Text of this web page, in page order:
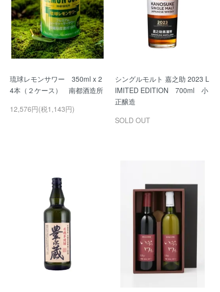
琉球レモンサワー 350ml x 2
4本（２ケース） 南都酒造所
12,576円(税1,143円)
シングルモルト 嘉之助 2023 L
IMITED EDITION 700ml 小
正醸造
SOLD OUT